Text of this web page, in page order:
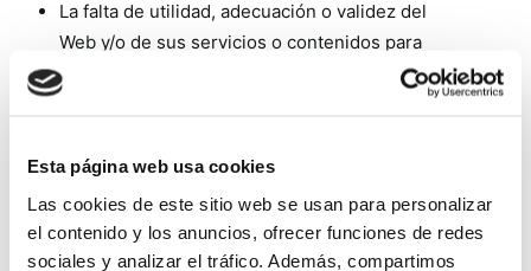
Esta página web usa cookies
Las cookies de este sitio web se usan para personalizar
el contenido y los anuncios, ofrecer funciones de redes
sociales y analizar el tráfico. Además, compartimos
La falta de utilidad, adecuación o validez del
Web y/o de sus servicios o contenidos para
satisfacer necesidades, actividades o
La existencia de virus, programas maliciosos o
lesivos en los contenidos.
La recepción, obtención, almacenamiento,
difusión o transmisión, por parte de los/las